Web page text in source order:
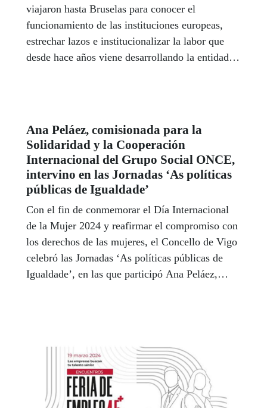
viajaron hasta Bruselas para conocer el
funcionamiento de las instituciones europeas,
estrechar lazos e institucionalizar la labor que
desde hace años viene desarrollando la entidad
Ana Peláez, comisionada para la
Solidaridad y la Cooperación
Internacional del Grupo Social ONCE,
intervino en las Jornadas ‘As políticas
públicas de Igualdade’
Con el fin de conmemorar el Día Internacional
de la Mujer 2024 y reafirmar el compromiso con
los derechos de las mujeres, el Concello de Vigo
celebró las Jornadas ‘As políticas públicas de
Igualdade’, en las que participó Ana Peláez,